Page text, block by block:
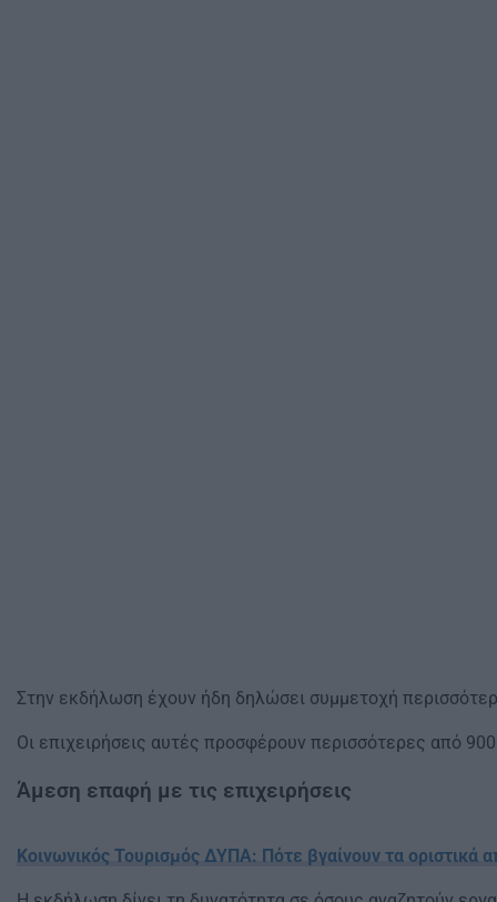
Στην εκδήλωση έχουν ήδη δηλώσει συμμετοχή
Οι επιχειρήσεις αυτές προσφέρουν περισσότερες από
Άμεση επαφή με τις επιχειρήσεις
Κοινωνικός Τουρισμός ΔΥΠΑ: Πότε βγαίνουν τα οριστικά